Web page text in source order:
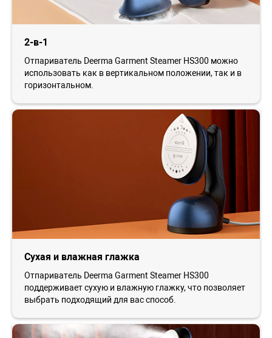
2-в-1
Отпариватель Deerma Garment Steamer HS300 можно
использовать как в вертикальном положении, так и в
горизонтальном.
Сухая и влажная глажка
Отпариватель Deerma Garment Steamer HS300
поддерживает сухую и влажную глажку, что позволяет
выбрать подходящий для вас способ.